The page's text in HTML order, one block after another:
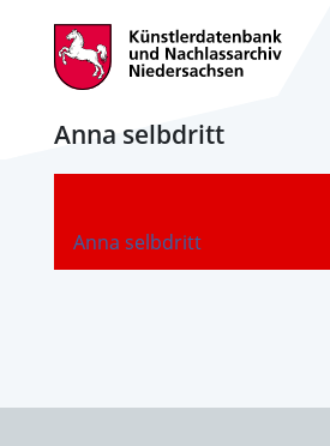
Anna selbdritt
Anna selbdritt